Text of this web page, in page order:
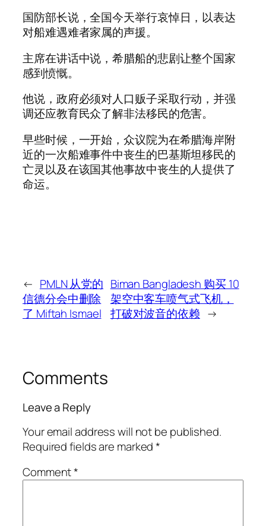
国防部长说，全国今天举行哀悼日，以表达
对船难遇难者家属的声援。
主席在讲话中说，希腊船的悲剧让整个国家
感到愤慨。
他说，政府必须对人口贩子采取行动，并强
调还应教育民众了解非法移民的危害。
早些时候，一开始，众议院为在希腊海岸附
近的一次船难事件中丧生的巴基斯坦移民的
亡灵以及在该国其他事故中丧生的人提供了
命运。
← PMLN 从党的
信德分会中删除
了 Miftah Ismael
Biman Bangladesh 购买 10
架空中客车喷气式飞机，
打破对波音的依赖 →
Comments
Leave a Reply
Your email address will not be published.
Required fields are marked*
Comment*